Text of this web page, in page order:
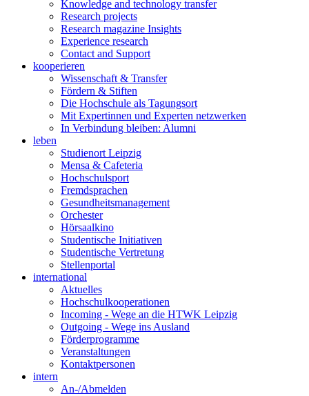
Knowledge and technology transfer
Research projects
Research magazine Insights
Experience research
Contact and Support
kooperieren
Wissenschaft & Transfer
Fördern & Stiften
Die Hochschule als Tagungsort
Mit Expertinnen und Experten netzwerken
In Verbindung bleiben: Alumni
leben
Studienort Leipzig
Mensa & Cafeteria
Hochschulsport
Fremdsprachen
Gesundheitsmanagement
Orchester
Hörsaalkino
Studentische Initiativen
Studentische Vertretung
Stellenportal
international
Aktuelles
Hochschulkooperationen
Incoming - Wege an die HTWK Leipzig
Outgoing - Wege ins Ausland
Förderprogramme
Veranstaltungen
Kontaktpersonen
intern
An-/Abmelden